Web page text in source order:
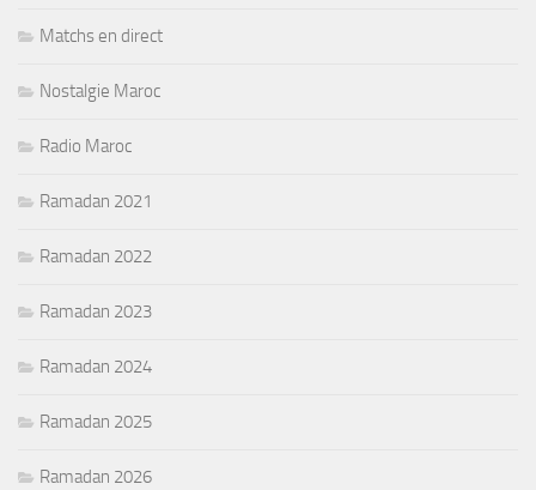
Matchs en direct
Nostalgie Maroc
Radio Maroc
Ramadan 2021
Ramadan 2022
Ramadan 2023
Ramadan 2024
Ramadan 2025
Ramadan 2026